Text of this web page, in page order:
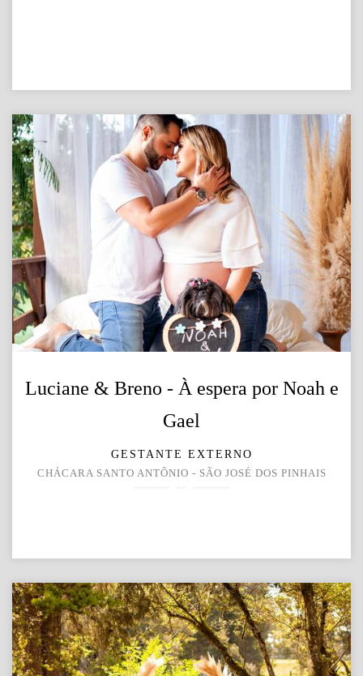
Luciane & Breno - À espera por Noah e
Gael
GESTANTE EXTERNO
CHÁCARA SANTO ANTÔNIO - SÃO JOSÉ DOS PINHAIS